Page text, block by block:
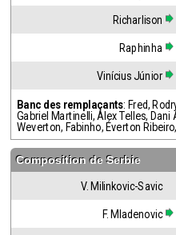
Richarlison
Raphinha
Vinícius Júnior
Banc des remplaçants: Fred,
Gabriel Martinelli, Alex Telles, Dani
Weverton, Fabinho, Éverton Ribeiro,
Composition deSerbie
V. Milinkovic-Savic
F. Mladenovic